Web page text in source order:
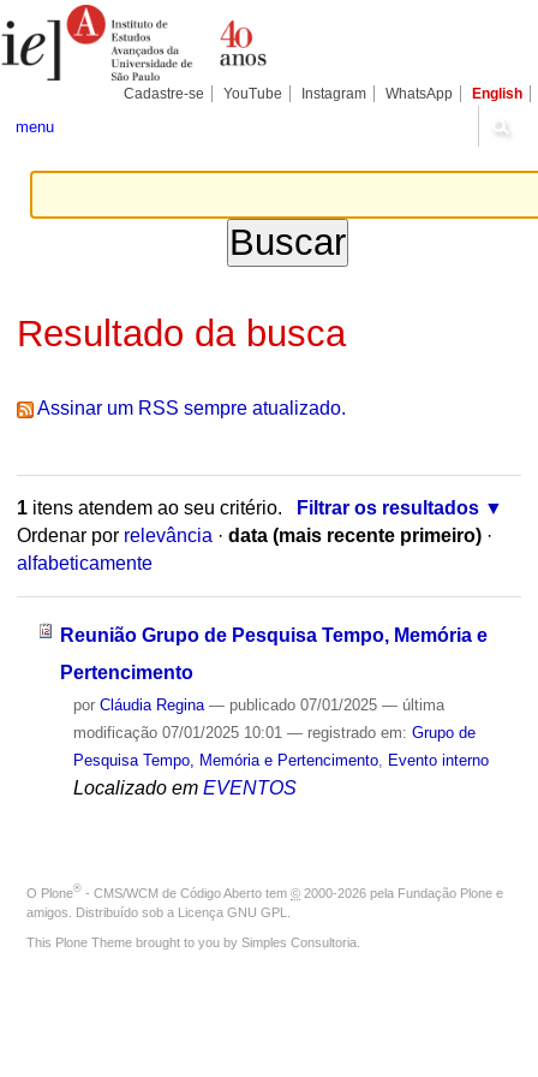
para
conteúdo.
Pessoais
Cadastre-se YouTube Instagram WhatsApp English
menu
Resultado da busca
Assinar um RSS sempre atualizado.
1itens atendem ao seu critério.
Filtrar os resultados
Ordenar por relevância · data (mais recente primeiro) ·
alfabeticamente
Reunião Grupo de Pesquisa Tempo, Memória e
Pertencimento
por Cláudia Regina — publicado07/01/2025 — última
modificação07/01/2025 10:01 — registrado em: Grupo de
Pesquisa Tempo, Memória e Pertencimento, Evento interno
Localizado em EVENTOS
O Plone® - CMS/WCM de Código Aberto tem © 2000-2026 pela Fundação Plone e
amigos. Distribuído sob a Licença GNU GPL
This Plone Theme brought to you by Simples Consultoria